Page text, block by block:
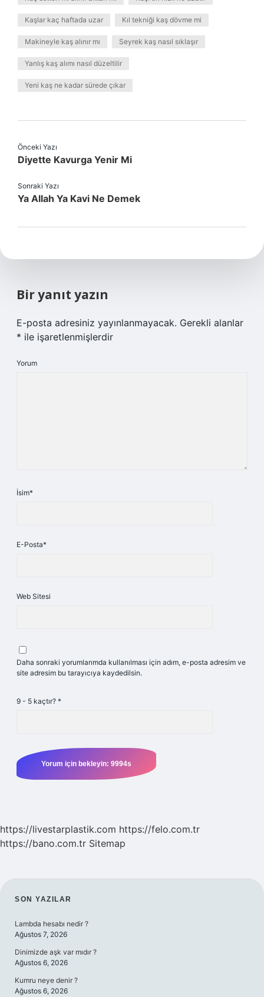
Kaşlar kaç haftada uzar Kıl tekniği kaş dövme mi
Makineyle kaş alınır mı Seyrek kaş nasıl sıklaşır
Yanlış kaş alımı nasıl düzeltilir
Yeni kaş ne kadar sürede çıkar
Önceki Yazı
Diyette Kavurga Yenir Mi
Sonraki Yazı
Ya Allah Ya Kavi Ne Demek
Bir yanıt yazın
E-posta adresiniz yayınlanmayacak. Gerekli alanlar
* ile işaretlenmişlerdir
Yorum
İsim*
E-Posta*
Web Sitesi
Daha sonraki yorumlarımda kullanılması için adım, e-posta adresim ve
site adresim bu tarayıcıya kaydedilsin.
9 - 5 kaçtır? *
https://livestarplastik.com https://felo.com.tr
https://bano.com.tr Sitemap
SIDEBAR
SON YAZILAR
Lambda hesabı nedir ?
Ağustos 7, 2026
Dinimizde aşk var mıdır ?
Ağustos 6, 2026
Kumru neye denir ?
Ağustos 6, 2026